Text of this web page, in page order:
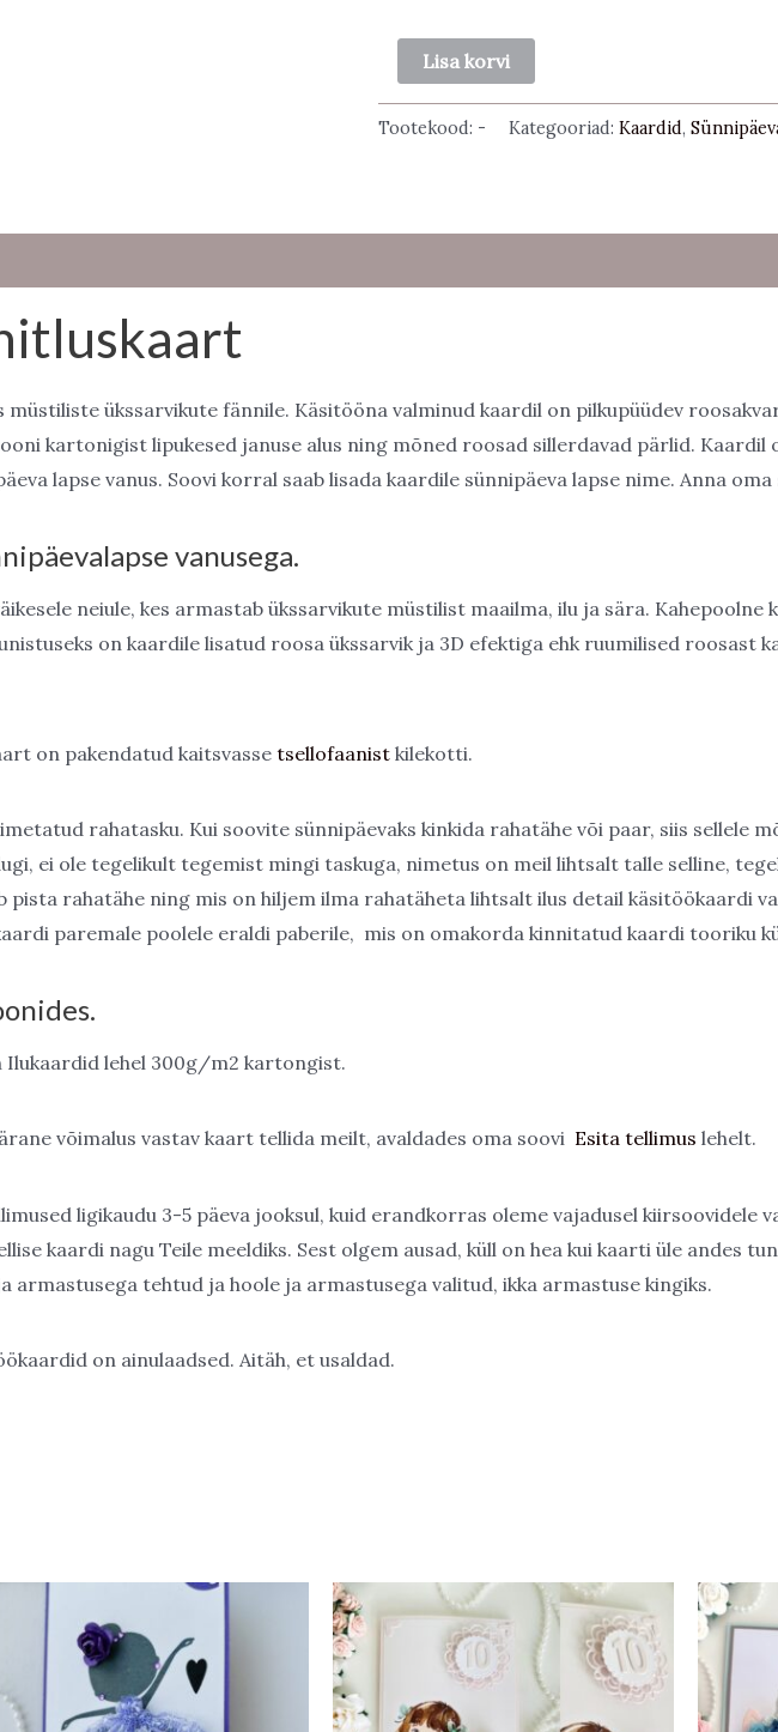
Ükssarvikuga
õnnitluskaart
kogus
Lisa korvi
Tootekood: - Kategooriad: Kaardid,
ükssarvikute fännile. Käsitööna valminud kaardil on pilkupüüdev
kartonigist lipukesed januse alus ning mõned roosad sillerdavad pärlid. Kaardil
lapse vanus. Soovi korral saab lisada kaardile sünnipäeva lapse nime. Anna
vanusega.
neiule, kes armastab ükssarvikute müstilist maailma, ilu ja sära. Kahepoolne
on kaardile lisatud roosa ükssarvik ja 3D efektiga ehk ruumilised roosast
on pakendatud kaitsvasse tsellofaanist kilekotti.
rahatasku. Kui soovite sünnipäevaks kinkida rahatähe või paar, siis sellele
ei ole tegelikult tegemist mingi taskuga, nimetus on meil lihtsalt talle selline,
pista rahatähe ning mis on hiljem ilma rahatäheta lihtsalt ilus detail käsitöökaardi
paremale poolele eraldi paberile, mis on omakorda kinnitatud kaardi tooriku
Ilukaardid lehel 300g/m2 kartongist.
võimalus vastav kaart tellida meilt, avaldades oma soovi Esita tellimus lehelt.
ligikaudu 3-5 päeva jooksul, kuid erandkorras oleme vajadusel kiirsoovidele
kaardi nagu Teile meeldiks. Sest olgem ausad, küll on hea kui kaarti üle andes
armastusega tehtud ja hoole ja armastusega valitud, ikka armastuse kingiks.
on ainulaadsed. Aitäh, et usaldad.